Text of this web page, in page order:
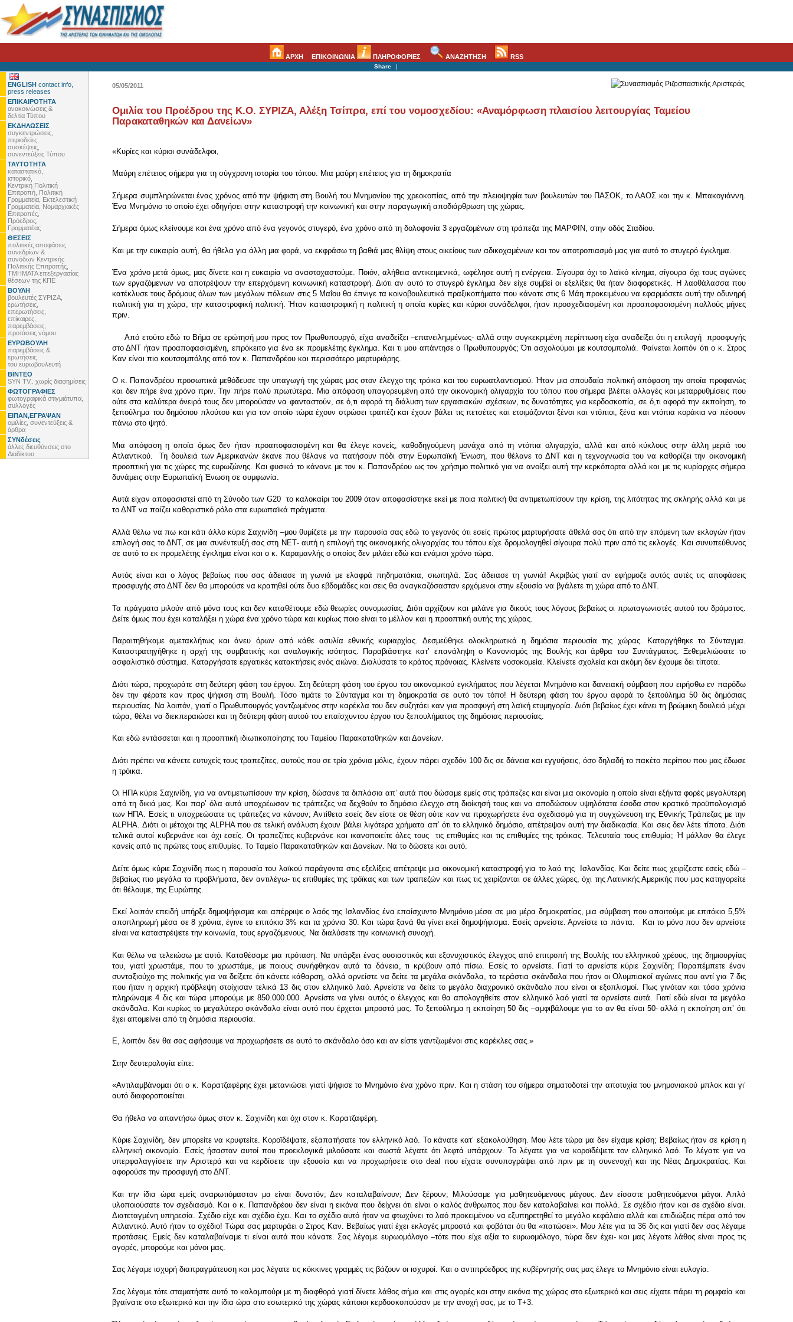
ΑΡΧΗ ΕΠΙΚΟΙΝΩΝΙΑ ΠΛΗΡΟΦΟΡΙΕΣ ΑΝΑΖΗΤΗΣΗ RSS
Share |
ENGLISH contact info,
press releases
ΕΠΙΚΑΙΡΟΤΗΤΑ
ανακοινώσεις &
δελτία Τύπου
ΕΚΔΗΛΩΣΕΙΣ
συγκεντρώσεις,
περιοδείες,
συσκέψεις,
συνεντεύξεις Τύπου
ΤΑΥΤΟΤΗΤΑ
καταστατικό,
ιστορικό,
Κεντρική Πολιτική
Επιτροπή, Πολιτική
Γραμματεία, Εκτελεστική
Γραμματεία, Νομαρχιακές
Επιτροπές,
Πρόεδρος,
Γραμματέας
ΘΕΣΕΙΣ
πολιτικές αποφάσεις
συνεδρίων &
συνόδων Κεντρικής
Πολιτικής Επιτροπής,
ΤΜΗΜΑΤΑ επεξεργασίας
θέσεων της ΚΠΕ
ΒΟΥΛΗ
βουλευτές ΣΥΡΙΖΑ,
ερωτήσεις,
επερωτήσεις,
επίκαιρες,
παρεμβάσεις,
προτάσεις νόμου
ΕΥΡΩΒΟΥΛΗ
παρεμβάσεις &
ερωτήσεις
του ευρωβουλευτή
ΒΙΝΤΕΟ
SYN TV.. χωρίς διαφημίσεις
ΦΩΤΟΓΡΑΦΙΕΣ
φωτογραφικά στιγμιότυπα,
συλλογές
ΕΙΠΑΝ,ΕΓΡΑΨΑΝ
ομιλίες, συνεντεύξεις &
άρθρα
ΣΥΝδέσεις
άλλες διευθύνσεις στο
Διαδίκτυο
05/05/2011
Ομιλία του Προέδρου της Κ.Ο. ΣΥΡΙΖΑ, Αλέξη Τσίπρα, επί του νομοσχεδίου: «Αναμόρφωση πλαισίου λειτουργίας Ταμείου
Παρακαταθηκών και Δανείων»
«Κυρίες και κύριοι συνάδελφοι,
Μαύρη επέτειος σήμερα για τη σύγχρονη ιστορία του τόπου. Μια μαύρη επέτειος για τη δημοκρατία
Σήμερα συμπληρώνεται ένας χρόνος από την ψήφιση στη Βουλή του Μνημονίου της χρεοκοπίας, από την πλειοψηφία των βουλευτών του ΠΑΣΟΚ, το ΛΑΟΣ και την κ. Μπακογιάννη.
Ένα Μνημόνιο το οποίο έχει οδηγήσει στην καταστροφή την κοινωνική και στην παραγωγική αποδιάρθρωση της χώρας.
Σήμερα όμως κλείνουμε και ένα χρόνο από ένα γεγονός στυγερό, ένα χρόνο από τη δολοφονία 3 εργαζομένων στη τράπεζα της ΜΑΡΦΙΝ, στην οδός Σταδίου.
Και με την ευκαιρία αυτή, θα ήθελα για άλλη μια φορά, να εκφράσω τη βαθιά μας θλίψη στους οικείους των αδικοχαμένων και τον αποτροπιασμό μας για αυτό το στυγερό έγκλημα.
Ένα χρόνο μετά όμως, μας δίνετε και η ευκαιρία να αναστοχαστούμε. Ποιόν, αλήθεια αντικειμενικά, ωφέλησε αυτή η ενέργεια. Σίγουρα όχι το λαϊκό κίνημα, σίγουρα όχι τους αγώνες
των εργαζόμενων να αποτρέψουν την επερχόμενη κοινωνική καταστροφή. Διότι αν αυτό το στυγερό έγκλημα δεν είχε συμβεί οι εξελίξεις θα ήταν διαφορετικές. Η λαοθάλασσα που
κατέκλυσε τους δρόμους όλων των μεγάλων πόλεων στις 5 Μαΐου θα έπνιγε τα κοινοβουλευτικά πραξικοπήματα που κάνατε στις 6 Μάη προκειμένου να εφαρμόσετε αυτή την οδυνηρή
πολιτική για τη χώρα, την καταστροφική πολιτική. Ήταν καταστροφική η πολιτική η οποία κυρίες και κύριοι συνάδελφοι, ήταν προσχεδιασμένη και προαποφασισμένη πολλούς μήνες
πριν.
Από ετούτο εδώ το Βήμα σε ερώτησή μου προς τον Πρωθυπουργό, είχα αναδείξει –επανειλημμένως- αλλά στην συγκεκριμένη περίπτωση είχα αναδείξει ότι η επιλογή προσφυγής
στο ΔΝΤ ήταν προαποφασισμένη, επρόκειτο για ένα εκ προμελέτης έγκλημα. Και τι μου απάντησε ο Πρωθυπουργός; Ότι ασχολούμαι με κουτσομπολιά. Φαίνεται λοιπόν ότι ο κ. Στρος
Καν είναι πιο κουτσομπόλης από τον κ. Παπανδρέου και περισσότερο μαρτυριάρης.
Ο κ. Παπανδρέου προσωπικά μεθόδευσε την υπαγωγή της χώρας μας στον έλεγχο της τρόικα και του ευρωατλαντισμού. Ήταν μια σπουδαία πολιτική απόφαση την οποία προφανώς
και δεν πήρε ένα χρόνο πριν. Την πήρε πολύ πρωτύτερα. Μια απόφαση υπαγορευμένη από την οικονομική ολιγαρχία του τόπου που σήμερα βλέπει αλλαγές και μεταρρυθμίσεις που
ούτε στα καλύτερα όνειρά τους δεν μπορούσαν να φανταστούν, σε ό,τι αφορά τη διάλυση των εργασιακών σχέσεων, τις δυνατότητες για κερδοσκοπία, σε ό,τι αφορά την εκποίηση, το
ξεπούλημα του δημόσιου πλούτου και για τον οποίο τώρα έχουν στρώσει τραπέζι και έχουν βάλει τις πετσέτες και ετοιμάζονται ξένοι και ντόπιοι, ξένα και ντόπια κοράκια να πέσουν
πάνω στο ψητό.
Μια απόφαση η οποία όμως δεν ήταν προαποφασισμένη και θα έλεγε κανείς, καθοδηγούμενη μονάχα από τη ντόπια ολιγαρχία, αλλά και από κύκλους στην άλλη μεριά του
Ατλαντικού. Τη δουλειά των Αμερικανών έκανε που θέλανε να πατήσουν πόδι στην Ευρωπαϊκή Ένωση, που θέλανε το ΔΝΤ και η τεχνογνωσία του να καθορίζει την οικονομική
προοπτική για τις χώρες της ευρωζώνης. Και φυσικά το κάνανε με τον κ. Παπανδρέου ως τον χρήσιμο πολιτικό για να ανοίξει αυτή την κερκόπορτα αλλά και με τις κυρίαρχες σήμερα
δυνάμεις στην Ευρωπαϊκή Ένωση σε συμφωνία.
Αυτά είχαν αποφασιστεί από τη Σύνοδο των G20 το καλοκαίρι του 2009 όταν αποφασίστηκε εκεί με ποια πολιτική θα αντιμετωπίσουν την κρίση, της λιτότητας της σκληρής αλλά και με
το ΔΝΤ να παίζει καθοριστικό ρόλο στα ευρωπαϊκά πράγματα.
Αλλά θέλω να πω και κάτι άλλο κύριε Σαχινίδη –μου θυμίζετε με την παρουσία σας εδώ το γεγονός ότι εσείς πρώτος μαρτυρήσατε άθελά σας ότι από την επόμενη των εκλογών ήταν
επιλογή σας το ΔΝΤ, σε μια συνέντευξή σας στη ΝΕΤ- αυτή η επιλογή της οικονομικής ολιγαρχίας του τόπου είχε δρομολογηθεί σίγουρα πολύ πριν από τις εκλογές. Και συνυπεύθυνος
σε αυτό το εκ προμελέτης έγκλημα είναι και ο κ. Καραμανλής ο οποίος δεν μιλάει εδώ και ενάμισι χρόνο τώρα.
Αυτός είναι και ο λόγος βεβαίως που σας άδειασε τη γωνιά με ελαφρά πηδηματάκια, σιωπηλά. Σας άδειασε τη γωνιά! Ακριβώς γιατί αν εφήρμοζε αυτός αυτές τις αποφάσεις
προσφυγής στο ΔΝΤ δεν θα μπορούσε να κρατηθεί ούτε δυο εβδομάδες και σεις θα αναγκαζόσασταν ερχόμενοι στην εξουσία να βγάλετε τη χώρα από το ΔΝΤ.
Τα πράγματα μιλούν από μόνα τους και δεν καταθέτουμε εδώ θεωρίες συνομωσίας. Διότι αρχίζουν και μιλάνε για δικούς τους λόγους βεβαίως οι πρωταγωνιστές αυτού του δράματος.
Δείτε όμως που έχει καταλήξει η χώρα ένα χρόνο τώρα και κυρίως ποιο είναι το μέλλον και η προοπτική αυτής της χώρας.
Παραιτηθήκαμε αμετακλήτως και άνευ όρων από κάθε ασυλία εθνικής κυριαρχίας. Δεσμεύθηκε ολοκληρωτικά η δημόσια περιουσία της χώρας. Καταργήθηκε το Σύνταγμα.
Καταστρατηγήθηκε η αρχή της συμβατικής και αναλογικής ισότητας. Παραβιάστηκε κατʼ επανάληψη ο Κανονισμός της Βουλής και άρθρα του Συντάγματος. Ξεθεμελιώσατε το
ασφαλιστικό σύστημα. Καταργήσατε εργατικές κατακτήσεις ενός αιώνα. Διαλύσατε το κράτος πρόνοιας. Κλείνετε νοσοκομεία. Κλείνετε σχολεία και ακόμη δεν έχουμε δει τίποτα.
Διότι τώρα, προχωράτε στη δεύτερη φάση του έργου. Στη δεύτερη φάση του έργου του οικονομικού εγκλήματος που λέγεται Μνημόνιο και δανειακή σύμβαση που ειρήσθω εν παρόδω
δεν την φέρατε καν προς ψήφιση στη Βουλή. Τόσο τιμάτε το Σύνταγμα και τη δημοκρατία σε αυτό τον τόπο! Η δεύτερη φάση του έργου αφορά το ξεπούλημα 50 δις δημόσιας
περιουσίας. Να λοιπόν, γιατί ο Πρωθυπουργός γαντζωμένος στην καρέκλα του δεν συζητάει καν για προσφυγή στη λαϊκή ετυμηγορία. Διότι βεβαίως έχει κάνει τη βρώμικη δουλειά μέχρι
τώρα, θέλει να διεκπεραιώσει και τη δεύτερη φάση αυτού του επαίσχυντου έργου του ξεπουλήματος της δημόσιας περιουσίας.
Και εδώ εντάσσεται και η προοπτική ιδιωτικοποίησης του Ταμείου Παρακαταθηκών και Δανείων.
Διότι πρέπει να κάνετε ευτυχείς τους τραπεζίτες, αυτούς που σε τρία χρόνια μόλις, έχουν πάρει σχεδόν 100 δις σε δάνεια και εγγυήσεις, όσο δηλαδή το πακέτο περίπου που μας έδωσε
η τρόικα.
Οι ΗΠΑ κύριε Σαχινίδη, για να αντιμετωπίσουν την κρίση, δώσανε τα διπλάσια απʼ αυτά που δώσαμε εμείς στις τράπεζες και είναι μια οικονομία η οποία είναι εξήντα φορές μεγαλύτερη
από τη δικιά μας. Και παρʼ όλα αυτά υποχρέωσαν τις τράπεζες να δεχθούν το δημόσιο έλεγχο στη διοίκησή τους και να αποδώσουν υψηλότατα έσοδα στον κρατικό προϋπολογισμό
των ΗΠΑ. Εσείς τι υποχρεώσατε τις τράπεζες να κάνουν; Αντίθετα εσείς δεν είστε σε θέση ούτε καν να προχωρήσετε ένα σχεδιασμό για τη συγχώνευση της Εθνικής Τράπεζας με την
ALPHA. Διότι οι μέτοχοι της ALPHA που σε τελική ανάλυση έχουν βάλει λιγότερα χρήματα απʼ ότι το ελληνικό δημόσιο, απέτρεψαν αυτή την διαδικασία. Και σεις δεν λέτε τίποτα. Διότι
τελικά αυτοί κυβερνάνε και όχι εσείς. Οι τραπεζίτες κυβερνάνε και ικανοποιείτε όλες τους τις επιθυμίες και τις επιθυμίες της τρόικας. Τελευταία τους επιθυμία; Ή μάλλον θα έλεγε
κανείς από τις πρώτες τους επιθυμίες. Το Ταμείο Παρακαταθηκών και Δανείων. Να το δώσετε και αυτό.
Δείτε όμως κύριε Σαχινίδη πως η παρουσία του λαϊκού παράγοντα στις εξελίξεις απέτρεψε μια οικονομική καταστροφή για το λαό της Ισλανδίας. Και δείτε πως χειρίζεστε εσείς εδώ –
βεβαίως πιο μεγάλα τα προβλήματα, δεν αντιλέγω- τις επιθυμίες της τρόϊκας και των τραπεζών και πως τις χειρίζονται σε άλλες χώρες, όχι της Λατινικής Αμερικής που μας κατηγορείτε
ότι θέλουμε, της Ευρώπης.
Εκεί λοιπόν επειδή υπήρξε δημοψήφισμα και απέρριψε ο λαός της Ισλανδίας ένα επαίσχυντο Μνημόνιο μέσα σε μια μέρα δημοκρατίας, μια σύμβαση που απαιτούμε με επιτόκιο 5,5%
αποπληρωμή μέσα σε 8 χρόνια, έγινε το επιτόκιο 3% και τα χρόνια 30. Και τώρα ξανά θα γίνει εκεί δημοψήφισμα. Εσείς αρνείστε. Αρνείστε τα πάντα. Και το μόνο που δεν αρνείστε
είναι να καταστρέψετε την κοινωνία, τους εργαζόμενους. Να διαλύσετε την κοινωνική συνοχή.
Και θέλω να τελειώσω με αυτό. Καταθέσαμε μια πρόταση. Να υπάρξει ένας ουσιαστικός και εξονυχιστικός έλεγχος από επιτροπή της Βουλής του ελληνικού χρέους, της δημιουργίας
του, γιατί χρωστάμε, που το χρωστάμε, με ποιους συνήφθηκαν αυτά τα δάνεια, τι κρύβουν από πίσω. Εσείς το αρνείστε. Γιατί το αρνείστε κύριε Σαχινίδη; Παραπέμπετε έναν
συνταξιούχο της πολιτικής για να δείξετε ότι κάνετε κάθαρση, αλλά αρνείστε να δείτε τα μεγάλα σκάνδαλα, τα τεράστια σκάνδαλα που ήταν οι Ολυμπιακοί αγώνες που αντί για 7 δις
που ήταν η αρχική πρόβλεψη στοίχισαν τελικά 13 δις στον ελληνικό λαό. Αρνείστε να δείτε το μεγάλο διαχρονικό σκάνδαλο που είναι οι εξοπλισμοί. Πως γινόταν και τόσα χρόνια
πληρώναμε 4 δις και τώρα μπορούμε με 850.000.000. Αρνείστε να γίνει αυτός ο έλεγχος και θα απολογηθείτε στον ελληνικό λαό γιατί τα αρνείστε αυτά. Γιατί εδώ είναι τα μεγάλα
σκάνδαλα. Και κυρίως το μεγαλύτερο σκάνδαλο είναι αυτό που έρχεται μπροστά μας. Το ξεπούλημα η εκποίηση 50 δις –αμφιβάλουμε για το αν θα είναι 50- αλλά η εκποίηση απʼ ότι
έχει απομείνει από τη δημόσια περιουσία.
Ε, λοιπόν δεν θα σας αφήσουμε να προχωρήσετε σε αυτό το σκάνδαλο όσο και αν είστε γαντζωμένοι στις καρέκλες σας.»
Στην δευτερολογία είπε:
«Αντιλαμβάνομαι ότι ο κ. Καρατζαφέρης έχει μετανιώσει γιατί ψήφισε το Μνημόνιο ένα χρόνο πριν. Και η στάση του σήμερα σηματοδοτεί την αποτυχία του μνημονιακού μπλοκ και γιʼ
αυτό διαφοροποιείται.
Θα ήθελα να απαντήσω όμως στον κ. Σαχινίδη και όχι στον κ. Καρατζαφέρη.
Κύριε Σαχινίδη, δεν μπορείτε να κρυφτείτε. Κοροϊδέψατε, εξαπατήσατε τον ελληνικό λαό. Το κάνατε κατʼ εξακολούθηση. Μου λέτε τώρα μα δεν είχαμε κρίση; Βεβαίως ήταν σε κρίση η
ελληνική οικονομία. Εσείς ήσασταν αυτοί που προεκλογικά μιλούσατε και σωστά λέγατε ότι λεφτά υπάρχουν. Το λέγατε για να κοροϊδέψετε τον ελληνικό λαό. Το λέγατε για να
υπερφαλαγγίσετε την Αριστερά και να κερδίσετε την εξουσία και να προχωρήσετε στο deal που είχατε συνυπογράψει από πριν με τη συνενοχή και της Νέας Δημοκρατίας. Και
αφορούσε την προσφυγή στο ΔΝΤ.
Και την ίδια ώρα εμείς αναρωτιόμασταν μα είναι δυνατόν; Δεν καταλαβαίνουν; Δεν ξέρουν; Μιλούσαμε για μαθητευόμενους μάγους. Δεν είσαστε μαθητευόμενοι μάγοι. Απλά
υλοποιούσατε τον σχεδιασμό. Και ο κ. Παπανδρέου δεν είναι η εικόνα που δείχνει ότι είναι ο καλός άνθρωπος που δεν καταλαβαίνει και πολλά. Σε σχέδιο ήταν και σε σχέδιο είναι.
Διατεταγμένη υπηρεσία. Σχέδιο είχε και σχέδιο έχει. Και το σχέδιο αυτό ήταν να φτωχύνει το λαό προκειμένου να εξυπηρετηθεί το μεγάλο κεφάλαιο αλλά και επιδιώξεις πέρα από τον
Ατλαντικό. Αυτό ήταν το σχέδιο! Τώρα σας μαρτυράει ο Στρος Καν. Βεβαίως γιατί έχει εκλογές μπροστά και φοβάται ότι θα «πατώσει». Μου λέτε για τα 36 δις και γιατί δεν σας λέγαμε
προτάσεις. Εμείς δεν καταλαβαίναμε τι είναι αυτά που κάνατε. Σας λέγαμε ευρωομόλογο –τότε που είχε αξία το ευρωομόλογο, τώρα δεν έχει- και μας λέγατε λάθος είναι προς τις
αγορές, μπορούμε και μόνοι μας.
Σας λέγαμε ισχυρή διαπραγμάτευση και μας λέγατε τις κόκκινες γραμμές τις βάζουν οι ισχυροί. Και ο αντιπρόεδρος της κυβέρνησής σας μας έλεγε το Μνημόνιο είναι ευλογία.
Σας λέγαμε τότε σταματήστε αυτό το καλαμπούρι με τη διαφθορά γιατί δίνετε λάθος σήμα και στις αγορές και στην εικόνα της χώρας στο εξωτερικό και σεις είχατε πάρει τη ρομφαία και
βγαίνατε στο εξωτερικό και την ίδια ώρα στο εσωτερικό της χώρας κάποιοι κερδοσκοπούσαν με την ανοχή σας, με το Τ+3.